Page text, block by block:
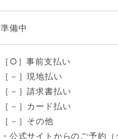
準備中
［○］事前支払い
［－］現地払い
［－］請求書払い
［－］カード払い
［－］その他
・公式サイトからのご予約（